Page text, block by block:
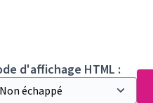
d'affichage HTML :